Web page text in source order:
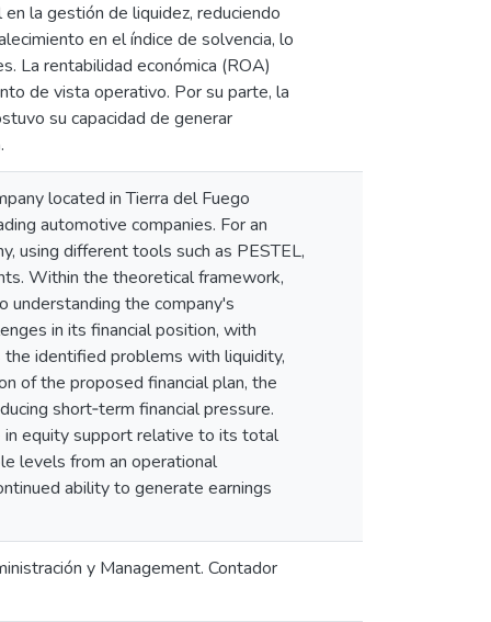
la gestión de liquidez, reduciendo
en el índice de solvencia, lo
La rentabilidad económica (ROA)
de vista operativo. Por su parte, la
su capacidad de generar
located in Tierra del Fuego
automotive companies. For an
using different tools such as PESTEL,
Within the theoretical framework,
understanding the company's
in its financial position, with
identified problems with liquidity,
of the proposed financial plan, the
short‑term financial pressure.
in equity support relative to its total
levels from an operational
ability to generate earnings
y Management. Contador